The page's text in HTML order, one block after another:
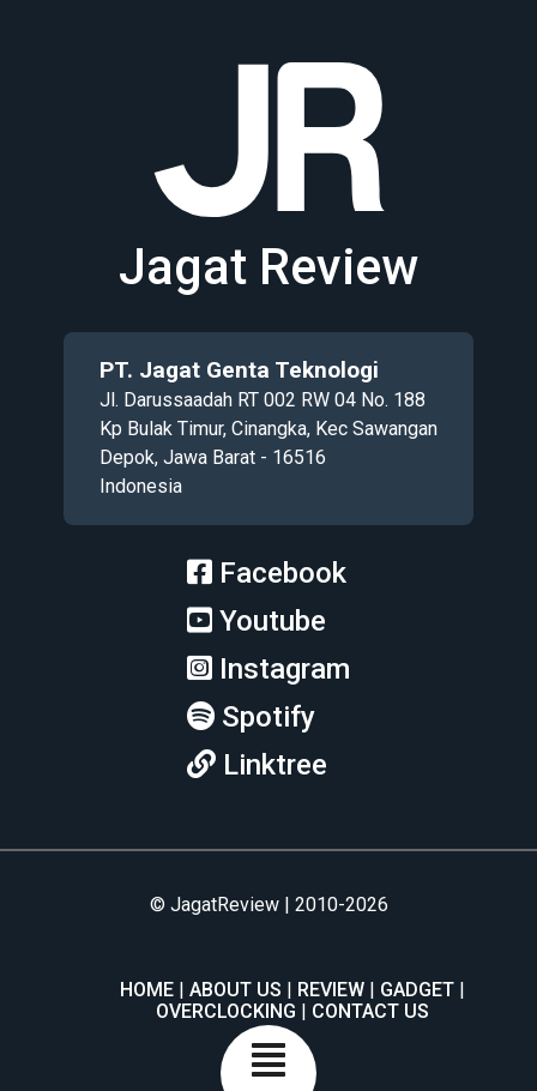
Jagat Review
PT. Jagat Genta Teknologi
Jl. Darussaadah RT 002 RW 04 No. 188
Kp Bulak Timur, Cinangka, Kec Sawangan
Depok, Jawa Barat - 16516
Indonesia
Facebook
Youtube
Instagram
Spotify
Linktree
© JagatReview | 2010-2026
HOME ABOUT US REVIEW
GADGET
OVERCLOCKING
CONTACT US